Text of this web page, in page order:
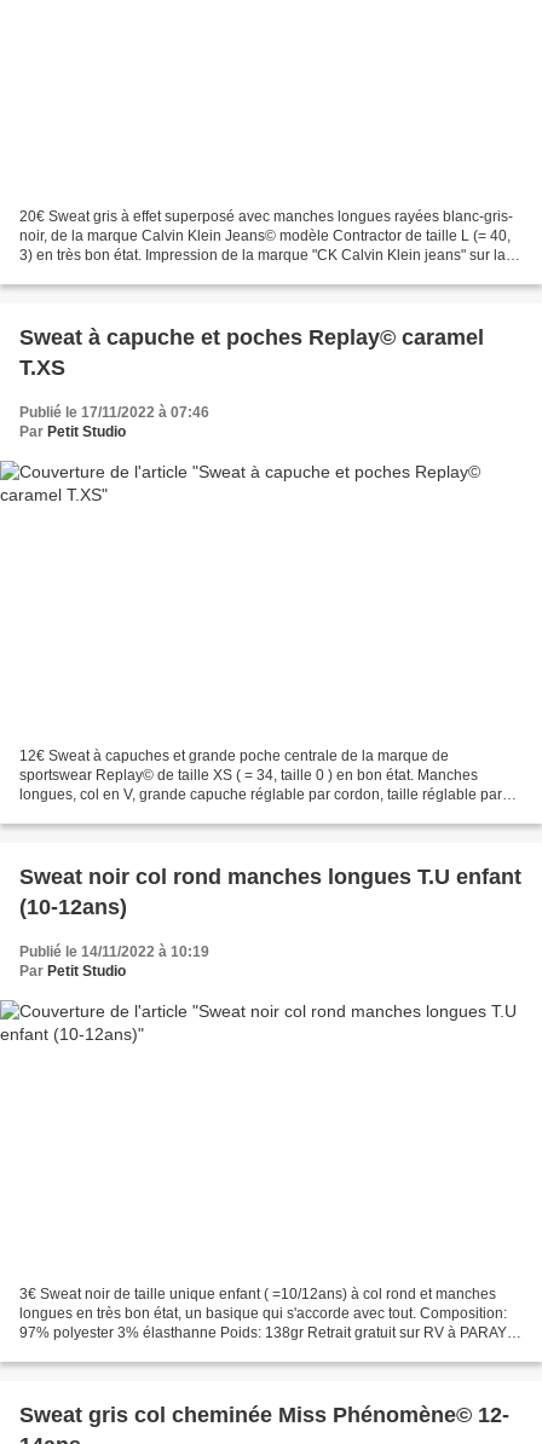
20€ Sweat gris à effet superposé avec manches longues rayées blanc-gris-
noir, de la marque Calvin Klein Jeans© modèle Contractor de taille L (= 40,
3) en très bon état. Impression de la marque "CK Calvin Klein jeans" sur la
Sweat à capuche et poches Replay© caramel
T.XS
Publié le 17/11/2022 à 07:46
Par Petit Studio
12€ Sweat à capuches et grande poche centrale de la marque de
sportswear Replay© de taille XS ( = 34, taille 0 ) en bon état. Manches
longues, col en V, grande capuche réglable par cordon, taille réglable par
Sweat noir col rond manches longues T.U enfant
(10-12ans)
Publié le 14/11/2022 à 10:19
Par Petit Studio
3€ Sweat noir de taille unique enfant ( =10/12ans) à col rond et manches
longues en très bon état, un basique qui s'accorde avec tout. Composition:
97% polyester 3% élasthanne Poids: 138gr Retrait gratuit sur RV à PARAY
Sweat gris col cheminée Miss Phénomène© 12-